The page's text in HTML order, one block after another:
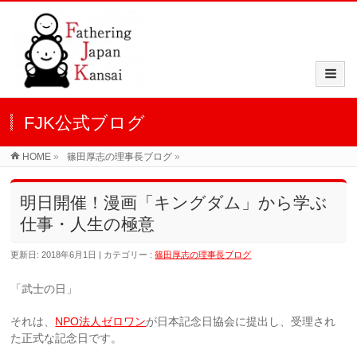
FJK公式ブログ
HOME » 篠田厚志の理事長ブログ »
明日開催！漫画「キングダム」から学ぶ
仕事・人生の極意
更新日: 2018年6月1日 カテゴリー :篠田厚志の理事長ブログ
「武士の日」
それは、 NPO法人ゼロワンが日本記念日協会に提出し、受理され
た正式な記念日です。